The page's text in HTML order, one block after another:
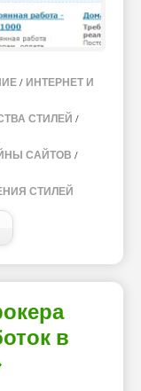
/ ИНТЕРНЕТ И
СТИЛЕЙ /
САЙТОВ /
СТИЛЕЙ
в